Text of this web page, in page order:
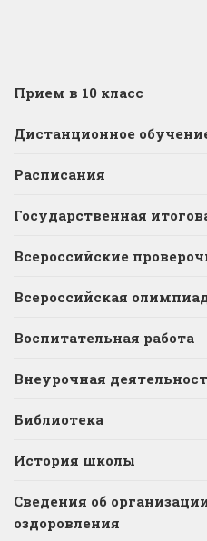
Прием в 10 класс
Дистанционное
Расписания
Государственная
Всероссийские
Всероссийская
Воспитательная работа
Внеурочная
Библиотека
История школы
Сведения об
оздоровления